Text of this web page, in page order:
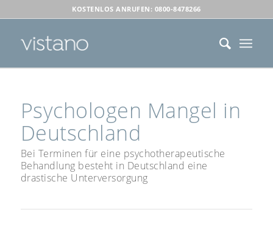
KOSTENLOS ANRUFEN: 0800-8478266
Psychologen Mangel in
Deutschland
Bei Terminen für eine psychotherapeutische
Behandlung besteht in Deutschland eine
drastische Unterversorgung